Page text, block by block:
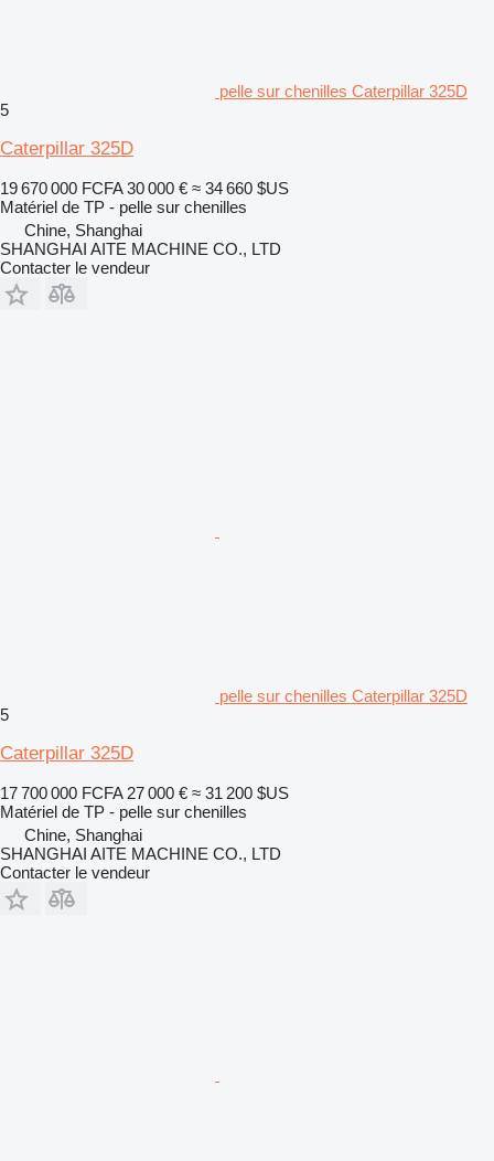
pelle sur chenilles Caterpillar 325D
5
Caterpillar 325D
19 670 000 FCFA 30 000 € ≈ 34 660 $US
Matériel de TP - pelle sur chenilles
Chine, Shanghai
SHANGHAI AITE MACHINE CO., LTD
Contacter le vendeur
pelle sur chenilles Caterpillar 325D
5
Caterpillar 325D
17 700 000 FCFA 27 000 € ≈ 31 200 $US
Matériel de TP - pelle sur chenilles
Chine, Shanghai
SHANGHAI AITE MACHINE CO., LTD
Contacter le vendeur